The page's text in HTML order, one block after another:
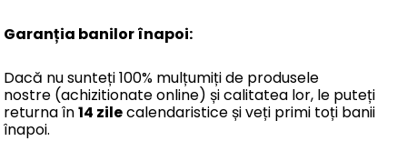
Garanția banilor înapoi:
Dacă nu sunteți 100% mulțumiți de produsele
nostre (achizitionate online) și calitatea lor, le puteți
returna în14 zilecalendaristice și veți primi toți banii
înapoi.